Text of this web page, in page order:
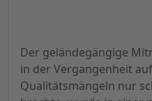
Der geländegängige
in der Vergangenheit
Qualitätsmängeln nur